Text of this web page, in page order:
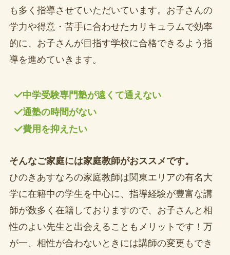
も多く指導させていただいています。お子さんの
学力や得意・苦手に合わせたカリキュラムで効率
的に、お子さんが目指す学校に合格できるよう指
導を進めていきます。
中学受験専門塾が遠くて通えない
通塾の時間がない
費用を抑えたい
そんなご家庭には家庭教師がおススメです。
ひのきあすなろの家庭教師は関東エリアの有名大
学に在籍中の学生を中心に、指導経験が豊富な講
師が数多く在籍しておりますので、お子さんと相
性のよい先生と出会えることもメリットです！万
が一、相性が合わないときには講師の変更もでき